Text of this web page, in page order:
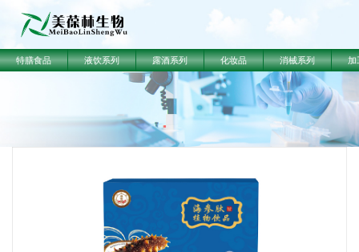
特膳食品 液饮系列 露酒系列 化妆品 消械系列 加